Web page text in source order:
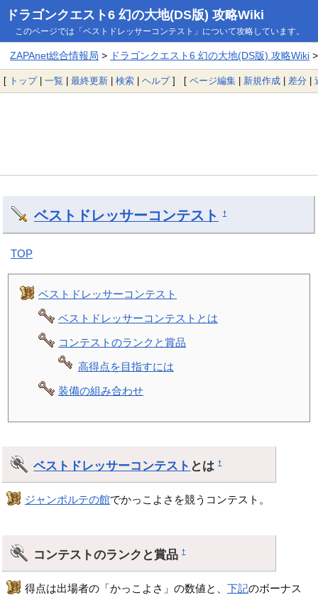
ドラゴンクエスト6 幻の大地(DS版) 攻略Wiki
このページでは「ベストドレッサーコンテスト」について攻略しています。
ZAPAnet総合情報局 > ドラゴンクエスト6 幻の大地(DS版) 攻略Wiki>
[ トップ| 一覧 | 最終更新 | 検索 | ヘルプ] [ ページ編集 | 新規作成 | 差分 |
ベストドレッサーコンテスト †
TOP
ベストドレッサーコンテスト
ベストドレッサーコンテストとは
コンテストのランクと賞品
高得点を目指すには
装備の組み合わせ
ベストドレッサーコンテスト とは†
ジャンポルテの館でかっこよさを競うコンテスト。
コンテストのランクと賞品†
得点は出場者の「かっこよさ」の数値と、下記のボーナス